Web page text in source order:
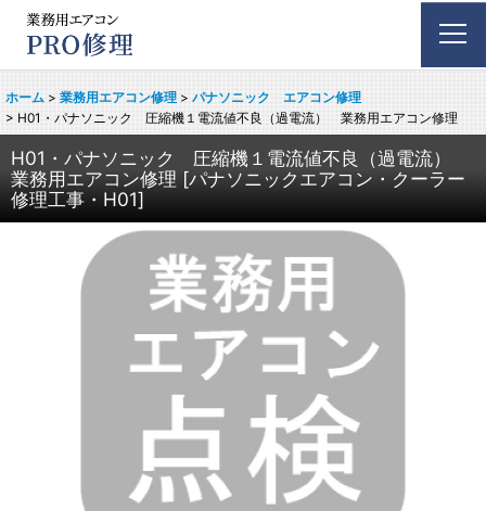
ホーム > 業務用エアコン修理 > パナソニック エアコン修理
> H01・パナソニック 圧縮機１電流値不良（過電流） 業務用エアコン修理
H01・パナソニック 圧縮機１電流値不良（過電流）
業務用エアコン修理 [パナソニックエアコン・クーラー
修理工事・H01]